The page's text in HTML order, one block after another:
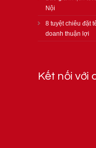
Nội
8 tuyệt chiêu đặt
doanh thuận lợi
Kết nối với